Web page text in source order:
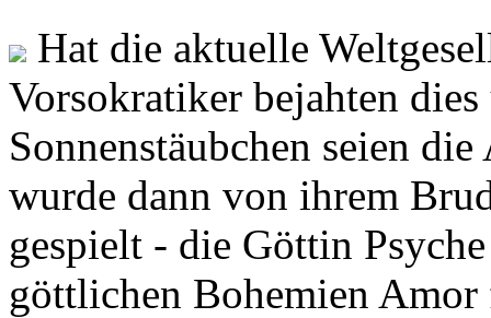
Hat die aktuelle
Vorsokratiker bejahten
Sonnenstäubchen seien
wurde dann von ihrem
gespielt - die Göttin
göttlichen Bohemien